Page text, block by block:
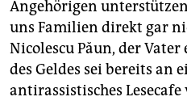
Angehörigen
uns Familien direkt gar
Nicolescu Păun, der
des Geldes sei bereits an
antirassistisches Lesecafe